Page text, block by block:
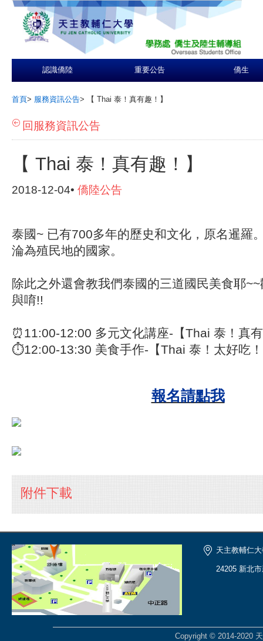
認識僑陸 重要公告 僑生
首頁> 服務資訊公告> 【 Thai 泰！真有趣！】
回服務資訊公告
【 Thai 泰！真有趣！】
2018-12-04• 僑陸公告
泰國~ 已有700多年的歷史和文化，原名暹羅
淪為殖民地的國家。
除此之外還會教我們泰國的三道國民美食耶
與唷!!
⏰11:00-12:00 多元文化講座-【Thai 泰！真
⏱12:00-13:30 美食手作-【Thai 泰！太好吃
報名請點我
附件下載
天主教輔仁
24205 新北
Copyright © 2014-2020